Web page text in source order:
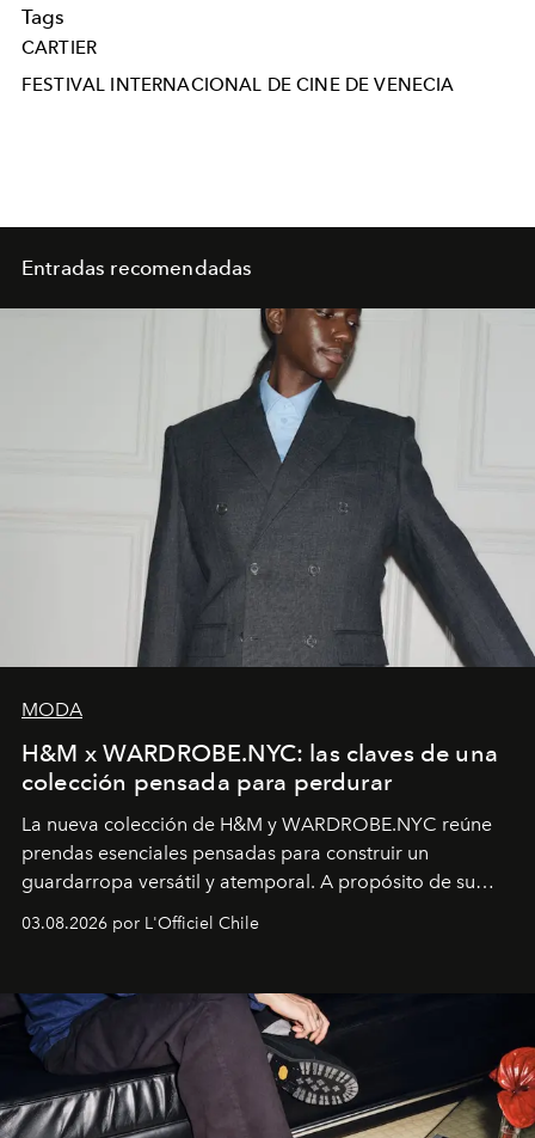
Tags
CARTIER
FESTIVAL INTERNACIONAL DE CINE DE VENECIA
Entradas recomendadas
MODA
H&M x WARDROBE.NYC: las claves de una
colección pensada para perdurar
La nueva colección de H&M y WARDROBE.NYC reúne
prendas esenciales pensadas para construir un
guardarropa versátil y atemporal. A propósito de su
lanzamiento, los fundadores de la firma neoyorquina y
la asesora creativa y jefa de diseño global de la marca
y la filosofía detrás de la propuesta.
03.08.2026 por L'Officiel Chile